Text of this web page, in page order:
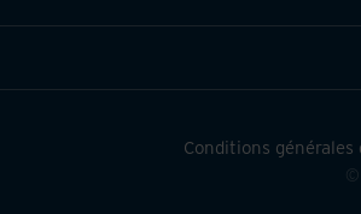
Conditions générales
©